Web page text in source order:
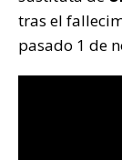
k
tras el
pasado 1 de